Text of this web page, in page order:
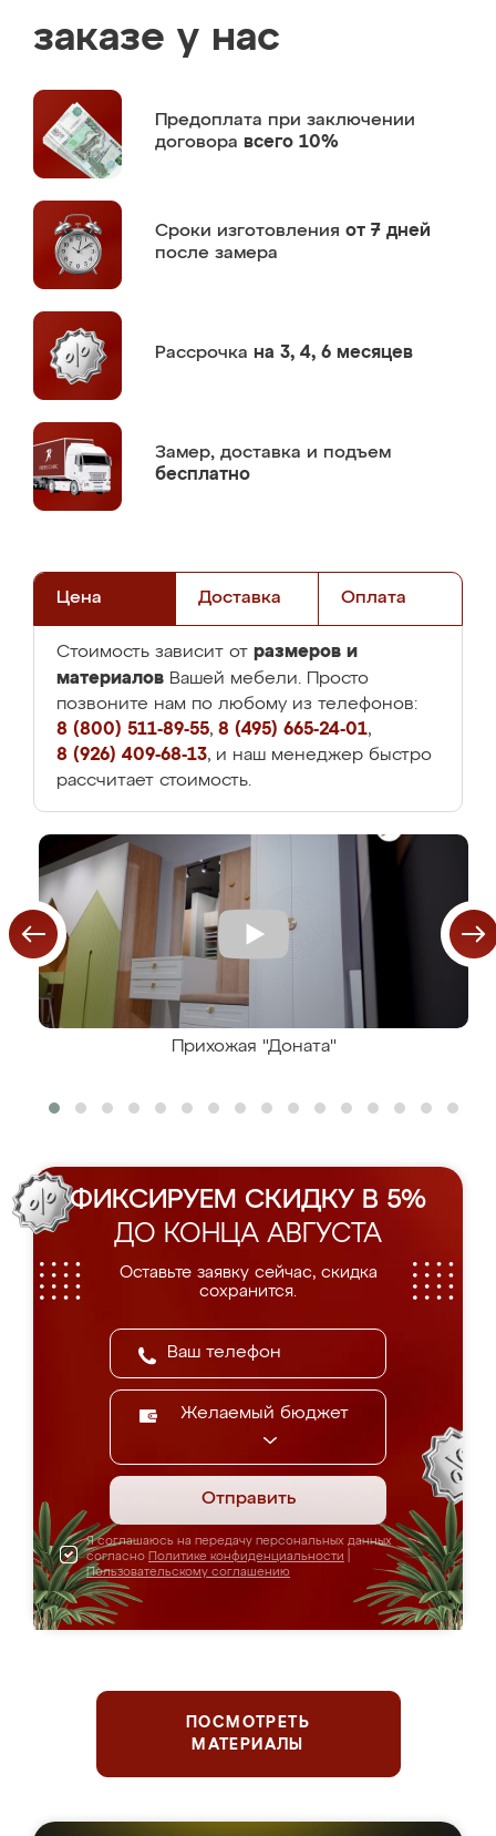
заказе у нас
Предоплата при заключении
договора всего 10%
Сроки изготовления от 7 дней
после замера
Рассрочка на 3, 4, 6 месяцев
Замер, доставка и подъем
бесплатно
Цена Доставка Оплата
Стоимость зависит от размеров и
материалов Вашей мебели. Просто
позвоните нам по любому из телефонов:
8 (800) 511-89-55, 8 (495) 665-24-01,
8 (926) 409-68-13, и наш менеджер быстро
рассчитает стоимость.
Прихожая "Доната"
ФИКСИРУЕМ СКИДКУ В 5%
ДО КОНЦА АВГУСТА
Оставьте заявку сейчас, скидка
сохранится.
Желаемый бюджет
Отправить
Я соглашаюсь на передачу персональных данных
согласно Политике конфиденциальности
Пользовательскому соглашению
ПОСМОТРЕТЬ
МАТЕРИАЛЫ